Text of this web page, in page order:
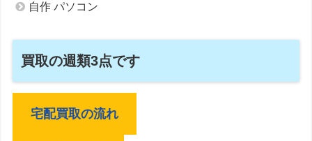
自作 パソコン
買取の週類3点です
宅配買取の流れ